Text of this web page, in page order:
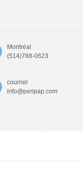
Montréal
(514)788-0623
courriel
info@peripap.com